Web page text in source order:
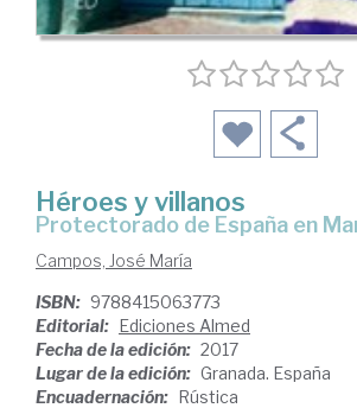
Héroes y villanos
Protectorado de España en
Campos, José María
ISBN: 9788415063773
Editorial: Ediciones Almed
Fecha de la edición: 2017
Lugar de la edición: Granada. España
Encuadernación: Rústica